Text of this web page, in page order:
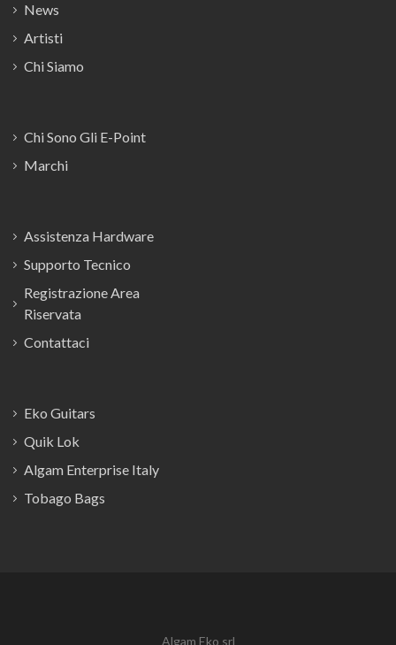
News
Artisti
Chi Siamo
Chi Sono Gli E-Point
Marchi
Assistenza Hardware
Supporto Tecnico
Registrazione Area
Riservata
Contattaci
Eko Guitars
Quik Lok
Algam Enterprise Italy
Tobago Bags
Algam Eko srl